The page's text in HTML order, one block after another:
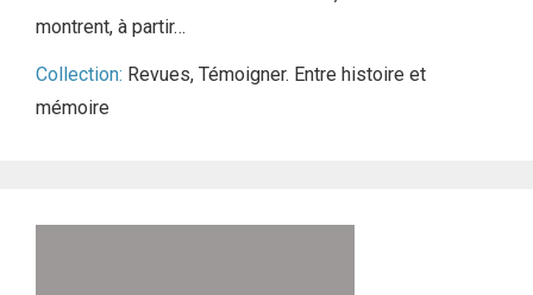
montrent, à partir…
Collection: Revues, Témoigner. Entre histoire et
mémoire